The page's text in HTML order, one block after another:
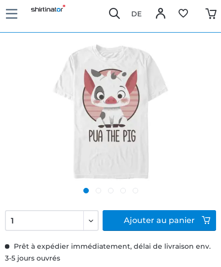
DE
Prêt à expédier immédiatement, délai de livraison env.
3-5 jours ouvrés
Ajouter au panier